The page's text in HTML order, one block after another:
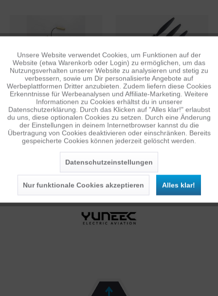
YUNEEC H520
EMPFÄNGER
24,98 €
UVP: 69,95 €1
YUNEEC TYPHOON H
LUFTSCHRAUBE B LINKS
7,48 €
UVP: 19,95 € 1
Funktionale Aktiv
Tracking Inaktiv
Personalisierung Inaktiv
Service Inaktiv
Unsere Website verwendet Cookies, um Funktionen auf der
Website (etwa Warenkorb oder Login) zu ermöglichen, um das
Nutzungsverhalten unserer Website zu analysieren und stetig zu
verbessern, sowie um Dir personalisierte Angebote auf
Werbeplattformen Dritter anzubieten. Zudem liefern diese Cookies
Erkenntnisse für Werbeanalysen und Affiliate-Marketing. Weitere
Informationen zu Cookies erhältst du in unserer
Datenschutzerklärung. Durch das Klicken auf "Alles klar!" erlaubst
du uns, diese optionalen Cookies zu setzen. Durch eine Änderung
der Einstellungen in deinem Internetbrowser kannst du die
Übertragung von Cookies deaktivieren oder einschränken. Bereits
gespeicherte Cookies können jederzeit gelöscht werden.
Datenschutzeinstellungen
Nur funktionale Cookies akzeptieren Alles klar!